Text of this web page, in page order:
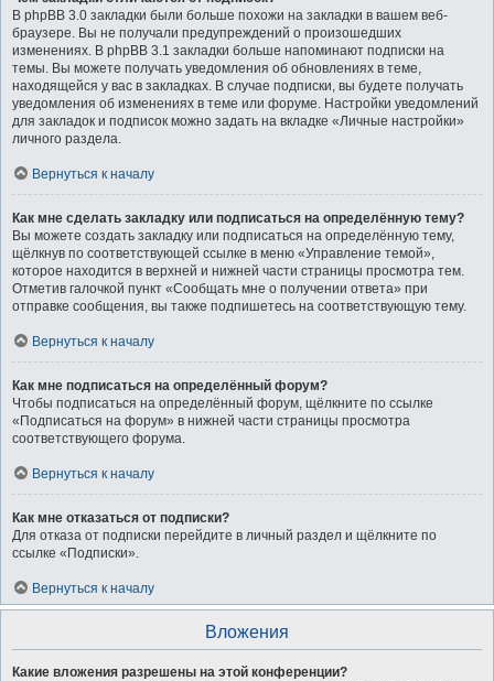
В phpBB 3.0 закладки были больше похожи на закладки в вашем веб-
браузере. Вы не получали предупреждений о произошедших
изменениях. В phpBB 3.1 закладки больше напоминают подписки на
темы. Вы можете получать уведомления об обновлениях в теме,
находящейся у вас в закладках. В случае подписки, вы будете получать
уведомления об изменениях в теме или форуме. Настройки уведомлений
для закладок и подписок можно задать на вкладке «Личные настройки»
личного раздела.
Вернуться к началу
Как мне сделать закладку или подписаться на определённую тему?
Вы можете создать закладку или подписаться на определённую тему,
щёлкнув по соответствующей ссылке в меню «Управление темой»,
которое находится в верхней и нижней части страницы просмотра тем.
Отметив галочкой пункт «Сообщать мне о получении ответа» при
отправке сообщения, вы также подпишетесь на соответствующую тему.
Вернуться к началу
Как мне подписаться на определённый форум?
Чтобы подписаться на определённый форум, щёлкните по ссылке
«Подписаться на форум» в нижней части страницы просмотра
соответствующего форума.
Вернуться к началу
Как мне отказаться от подписки?
Для отказа от подписки перейдите в личный раздел и щёлкните по
ссылке «Подписки».
Вернуться к началу
Вложения
Какие вложения разрешены на этой конференции?